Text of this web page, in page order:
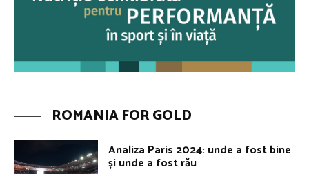
ROMANIA FOR GOLD
Analiza Paris 2024: unde a fost bine
și unde a fost rău